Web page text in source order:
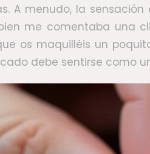
A menudo, la
me comentaba una
os maquilléis un
debe sentirse como